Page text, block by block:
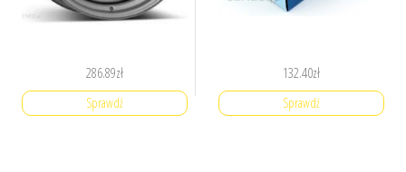
286.89zł
Sprawdź
132.40zł
Sprawdź